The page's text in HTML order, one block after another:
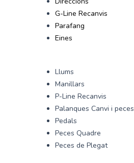
G-Line Recanvis
Parafang
Eines
Llums
Manillars
P-Line Recanvis
Palanques Canvi i peces
Pedals
Peces Quadre
Peces de Plegat